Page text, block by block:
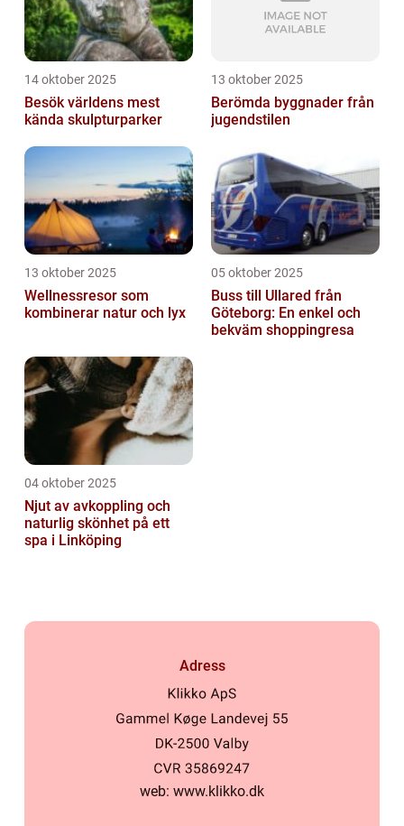
14 oktober 2025
Besök världens mest
kända skulpturparker
13 oktober 2025
Berömda byggnader från
jugendstilen
13 oktober 2025
Wellnessresor som
kombinerar natur och lyx
05 oktober 2025
Buss till Ullared från
Göteborg: En enkel och
bekväm shoppingresa
04 oktober 2025
Njut av avkoppling och
naturlig skönhet på ett
spa i Linköping
Adress
web: www.klikko.dk